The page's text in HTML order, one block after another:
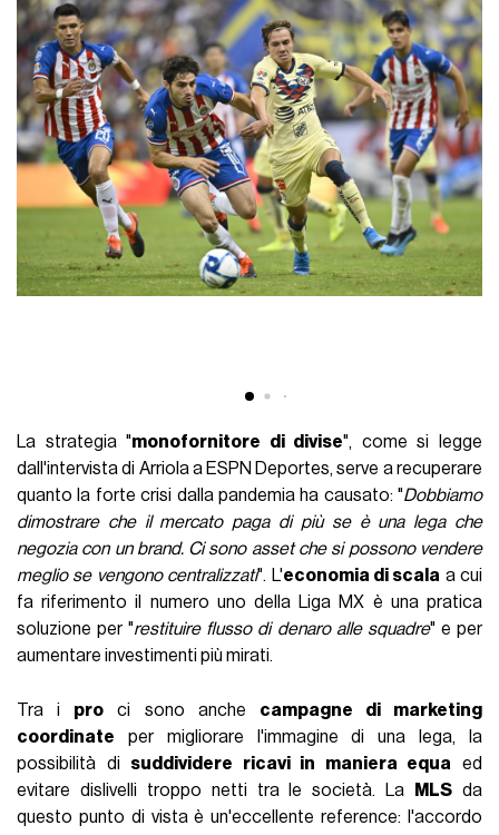
La strategia "monofornitore di divise", come si legge
dall'intervista di Arriola a ESPN Deportes, serve a recuperare
quanto la forte crisi dalla pandemia ha causato: "Dobbiamo
dimostrare che il mercato paga di più se è una lega che
negozia con un brand. Ci sono asset che si possono vendere
meglio se vengono centralizzati". L'economia di scala a cui
fa riferimento il numero uno della Liga MX è una pratica
soluzione per "restituire flusso di denaro alle squadre" e per
aumentare investimenti più mirati.
Tra i pro ci sono anche campagne di marketing
coordinate per migliorare l'immagine di una lega, la
possibilità di suddividere ricavi in maniera equa ed
evitare dislivelli troppo netti tra le società. La
MLS da
questo punto di vista è un'eccellente reference: l'accordo